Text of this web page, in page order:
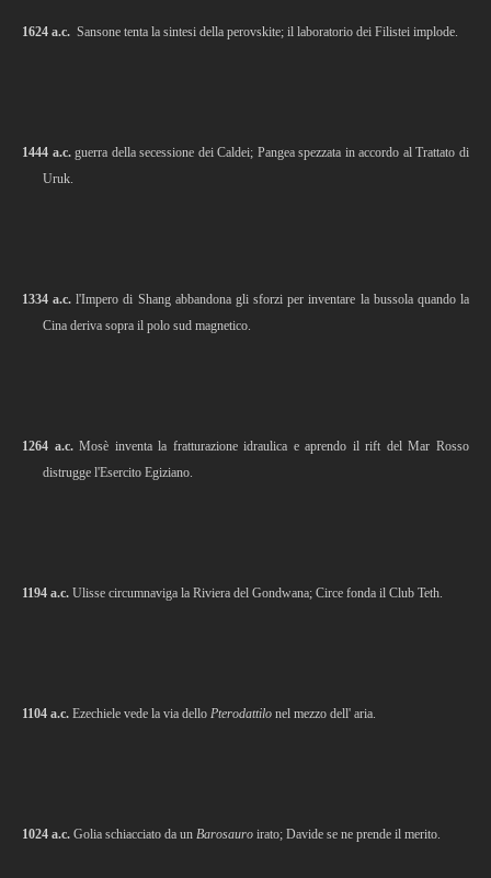
1624 a.c. Sansone tenta la sintesi della perovskite; il laboratorio dei Filistei implode.
1444 a.c.guerra della secessione dei Caldei; Pangea spezzata in accordo al Trattato di
Uruk.
1334 a.c. l'Impero di Shang abbandona gli sforzi per inventare la bussola quando la
Cina deriva sopra il polo sud magnetico.
1264 a.c.Mosè inventa la fratturazione idraulica e aprendo il rift del Mar Rosso
distrugge l'Esercito Egiziano.
1194 a.c. Ulisse circumnaviga la Riviera del Gondwana; Circe fonda il Club Teth.
1104 a.c. Ezechiele vede la via dello Pterodattilo nel mezzo dell' aria.
1024 a.c. Golia schiacciato da un Barosauro irato; Davide se ne prende il merito.